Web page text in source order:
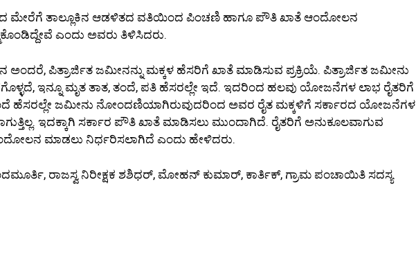
ಮೇರೆಗೆ ತಾಲ್ಲೂಕಿನ ಆಡಳಿತದ ವತಿಯಿಂದ ಪಿಂಚಣಿ ಹಾಗೂ ಪೌತಿ ಖಾತೆ ಆಂದೋಲನ
ಎಂದು ಅವರು ತಿಳಿಸಿದರು.
ಪಿತ್ರಾರ್ಜಿತ ಜಮೀನನ್ನು ಮಕ್ಕಳ ಹೆಸರಿಗೆ ಖಾತೆ ಮಾಡಿಸುವ ಪ್ರಕ್ರಿಯೆ. ಪಿತ್ರಾರ್ಜಿತ ಜಮೀನು
ಇನ್ನೂ ಮೃತ ತಾತ, ತಂದೆ, ಪತಿ ಹೆಸರಲ್ಲೇ ಇದೆ‌. ಇದರಿಂದ ಹಲವು ಯೋಜನೆಗಳ ಲಾಭ ರೈತರಿಗೆ
ತಂದೆ ಹೆಸರಲ್ಲೇ ಜಮೀನು ನೋಂದಣಿಯಾಗಿರುವುದರಿಂದ ಅವರ ರೈತ ಮಕ್ಕಳಿಗೆ ಸರ್ಕಾರದ ಯೋಜನೆಗಳ
ಇದಕ್ಕಾಗಿ ಸರ್ಕಾರ ಪೌತಿ ಖಾತೆ ಮಾಡಿಸಲು ಮುಂದಾಗಿದೆ. ರೈತರಿಗೆ ಅನುಕೂಲವಾಗುವ
ಮಾಡಲು ನಿರ್ಧರಿಸಲಾಗಿದೆ ಎಂದು ಹೇಳಿದರು.
ರಾಜಸ್ವ ನಿರೀಕ್ಷಕ ಶಶಿಧರ್, ಮೋಹನ್ ಕುಮಾರ್, ಕಾರ್ತಿಕ್, ಗ್ರಾಮ ಪಂಚಾಯಿತಿ ಸದಸ್ಯ